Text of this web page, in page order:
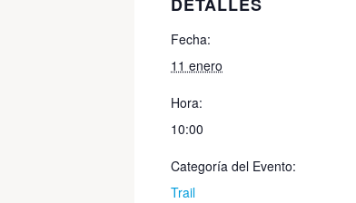
DETALLES
Fecha:
11 enero
Hora:
10:00
Categoría del Evento:
Trail